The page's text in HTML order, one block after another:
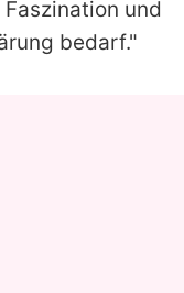
und
bedarf."